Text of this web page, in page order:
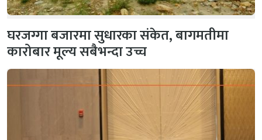
घरजग्गा बजारमा सुधारका संकेत, बागमतीमा
कारोबार मूल्य सबैभन्दा उच्च